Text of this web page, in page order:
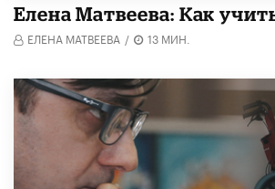
Елена Матвеева: Как
ЕЛЕНА МАТВЕЕВА / 13 МИН.